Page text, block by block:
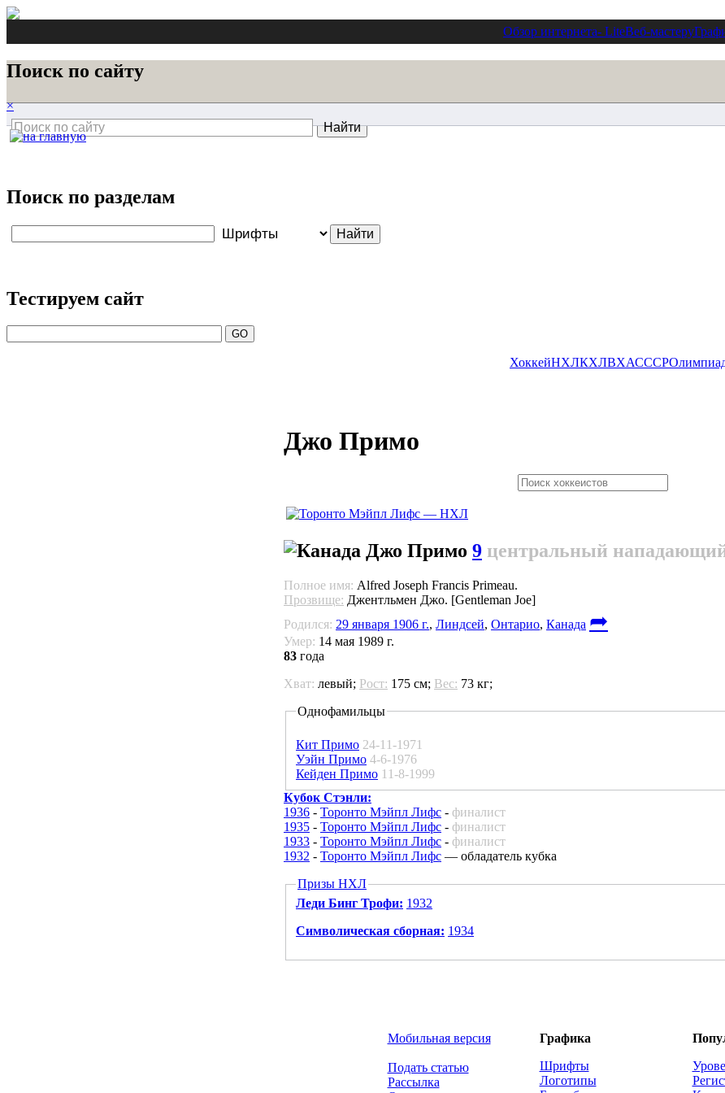
Обзор интернета- LiteВеб-мастеру
Поиск по сайту
×
Поиск по разделам
Тестируем сайт
ХоккейНХЛКХЛВХАСССР
Джо Примо
Джо Примо 9 центральный
Полное имя: Alfred Joseph Francis Primeau.
Прозвище: Джентльмен Джо. [Gentleman Joe]
Родился: 29 января 1906 г., Линдсей, Онтарио, Канада ➦
Умер: 14 мая 1989 г.
83 года
Хват: левый; Рост: 175 см; Вес: 73 кг;
Однофамильцы
Кит Примо 24-11-1971
Уэйн Примо 4-6-1976
Кейден Примо 11-8-1999
Кубок Стэнли:
1936 - Торонто Мэйпл Лифс - финалист
1935 - Торонто Мэйпл Лифс - финалист
1933 - Торонто Мэйпл Лифс - финалист
1932 - Торонто Мэйпл Лифс — обладатель кубка
Призы НХЛ
Леди Бинг Трофи: 1932
Cимволическая сборная: 1934
Мобильная версия
Подать статью
Рассылка
Графика
Шрифты
Логотипы